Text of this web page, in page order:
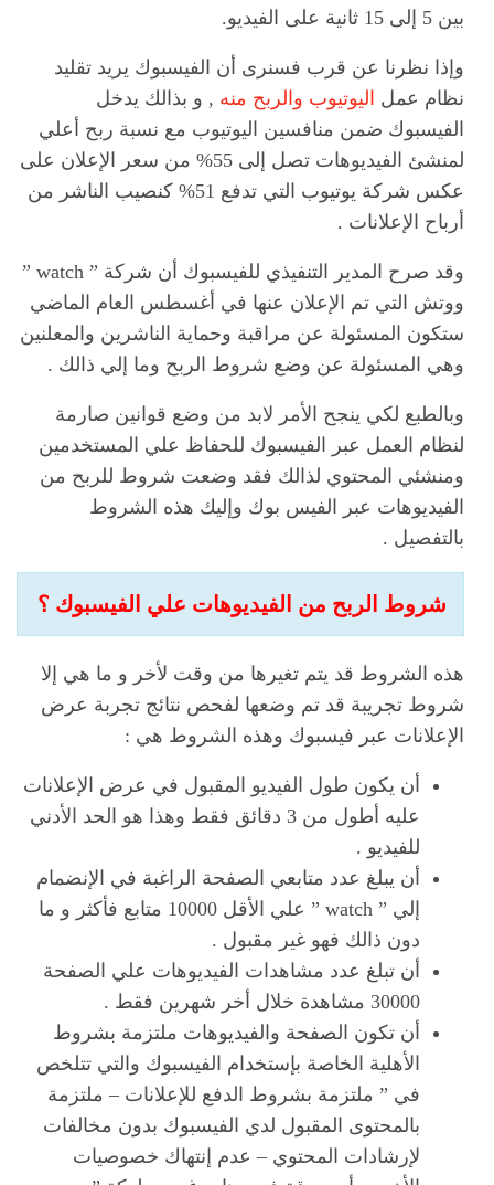
بين 5 إلى 15 ثانية على الفيديو.
وإذا نظرنا عن قرب فسنرى أن الفيسبوك يريد تقليد
نظام عمل اليوتيوب والربح منه , و بذالك يدخل
الفيسبوك ضمن منافسين اليوتيوب مع نسبة ربح أعلي
لمنشئ الفيديوهات تصل إلى 55% من سعر الإعلان على
عكس شركة يوتيوب التي تدفع 51% كنصيب الناشر من
أرباح الإعلانات .
وقد صرح المدير التنفيذي للفيسبوك أن شركة ” watch ”
ووتش التي تم الإعلان عنها في أغسطس العام الماضي
ستكون المسئولة عن مراقبة وحماية الناشرين والمعلنين
وهي المسئولة عن وضع شروط الربح وما إلي ذالك .
وبالطبع لكي ينجح الأمر لابد من وضع قوانين صارمة
لنظام العمل عبر الفيسبوك للحفاظ علي المستخدمين
ومنشئي المحتوي لذالك فقد وضعت شروط للربح من
الفيديوهات عبر الفيس بوك وإليك هذه الشروط
بالتفصيل .
شروط الربح من الفيديوهات علي الفيسبوك ؟
هذه الشروط قد يتم تغيرها من وقت لأخر و ما هي إلا
شروط تجريبة قد تم وضعها لفحص نتائج تجربة عرض
الإعلانات عبر فيسبوك وهذه الشروط هي :
أن يكون طول الفيديو المقبول في عرض الإعلانات
عليه أطول من 3 دقائق فقط وهذا هو الحد الأدني
للفيديو .
أن يبلغ عدد متابعي الصفحة الراغبة في الإنضمام
إلي ” watch ” علي الأقل 10000 متابع فأكثر و ما
دون ذالك فهو غير مقبول .
أن تبلغ عدد مشاهدات الفيديوهات علي الصفحة
30000 مشاهدة خلال أخر شهرين فقط .
أن تكون الصفحة والفيديوهات ملتزمة بشروط
الأهلية الخاصة بإستخدام الفيسبوك والتي تتلخص
في ” ملتزمة بشروط الدفع للإعلانات – ملتزمة
بالمحتوى المقبول لدي الفيسبوك بدون مخالفات
لإرشادات المحتوي – عدم إنتهاك خصوصيات